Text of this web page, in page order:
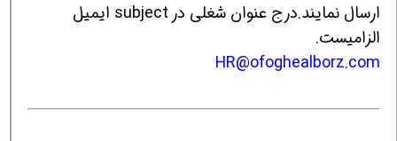
ارسال نمایند.درج عنوان شغلی در subject ایمیل
الزامیست.
HR@ofoghealborz.com